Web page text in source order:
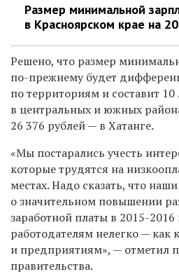
Размер минимальной
в Красноярском крае на
Решено, что размер
по-прежнему будет
по территориям и составит 10
в центральных и южных
26 376 рублей — в Хатанге.
«Мы постарались учесть
которые трудятся на
местах. Надо сказать, что
о значительном повышении
заработной платы в 2015-2016
работодателям нелегко — как
и предприятиям», — отметил
правительства.